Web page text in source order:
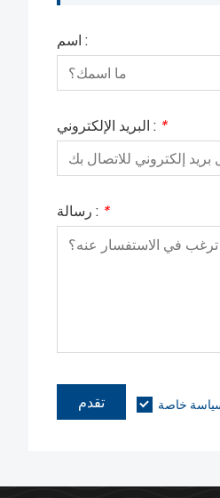
اسم :
البريد الإلكتروني : *
رسالة : *
تقدم خاصة